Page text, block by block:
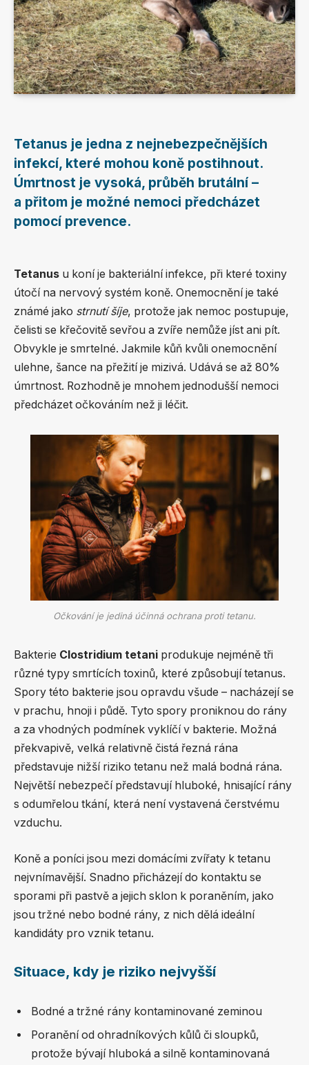
Tetanus je jedna z nejnebezpečnějších
infekcí, které mohou koně postihnout.
Úmrtnost je vysoká, průběh brutální –
a přitom je možné nemoci předcházet
pomocí prevence.
Tetanus u koní je bakteriální infekce, při které toxiny
útočí na nervový systém koně. Onemocnění je také
známé jako strnutí šíje, protože jak nemoc postupuje,
čelisti se křečovitě sevřou a zvíře nemůže jíst ani pít.
Obvykle je smrtelné. Jakmile kůň kvůli onemocnění
ulehne, šance na přežití je mizivá. Udává se až 80%
úmrtnost. Rozhodně je mnohem jednodušší nemoci
předcházet očkováním než ji léčit.
Očkování je jediná účinná ochrana proti tetanu.
Bakterie Clostridium tetani produkuje nejméně tři
různé typy smrtících toxinů, které způsobují tetanus.
Spory této bakterie jsou opravdu všude – nacházejí se
v prachu, hnoji i půdě. Tyto spory proniknou do rány
a za vhodných podmínek vyklíčí v bakterie. Možná
překvapivě, velká relativně čistá řezná rána
představuje nižší riziko tetanu než malá bodná rána.
Největší nebezpečí představují hluboké, hnisající rány
s odumřelou tkání, která není vystavená čerstvému
vzduchu.
Koně a poníci jsou mezi domácími zvířaty k tetanu
nejvnímavější. Snadno přicházejí do kontaktu se
sporami při pastvě a jejich sklon k poraněním, jako
jsou tržné nebo bodné rány, z nich dělá ideální
kandidáty pro vznik tetanu.
Situace, kdy je riziko nejvyšší
Bodné a tržné rány kontaminované zeminou
Poranění od ohradníkových kůlů či sloupků,
protože bývají hluboká a silně kontaminovaná